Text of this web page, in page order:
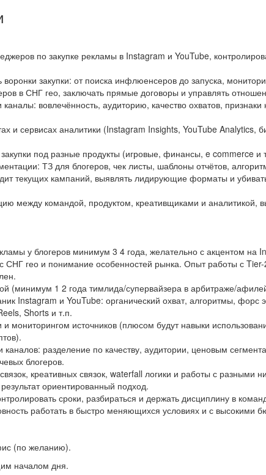
по закупке рекламы в Instagram и YouTube,
закупки: от поиска инфлюенсеров до запуска,
в СНГ гео, заключать прямые договоры и управлять
вовлечённость, аудиторию, качество охватов,
и сервисах аналитики (Instagram Insights, YouTube
закупки под разные продукты (игровые, финансы, e commerce
ТЗ для блогеров, чек листы, шаблоны отчётов,
текущих кампаний, выявлять лидирующие форматы и
между командой, продуктом, креативщиками и аналитикой,
у блогеров минимум 3 4 года, желательно с акцентом на
СНГ гео и понимание особенностей рынка. Опыт работы с
(минимум 1 2 года тимлида/супервайзера в арбитраже/
Instagram и YouTube: органический охват, алгоритмы, форс
Shorts и т.п.
мониторингом источников (плюсом будут навыки
разделение по качеству, аудитории, ценовым
блогеров.
креативных связок, waterfall логики и работы с разными
ориентированный подход.
сроки, разбираться и держать дисциплину в
работать в быстро меняющихся условиях и с высокими
(по желанию).
началом дня.